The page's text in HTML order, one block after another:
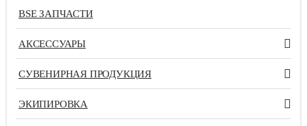
BSE ЗАПЧАСТИ
АКСЕССУАРЫ
СУВЕНИРНАЯ ПРОДУКЦИЯ
ЭКИПИРОВКА